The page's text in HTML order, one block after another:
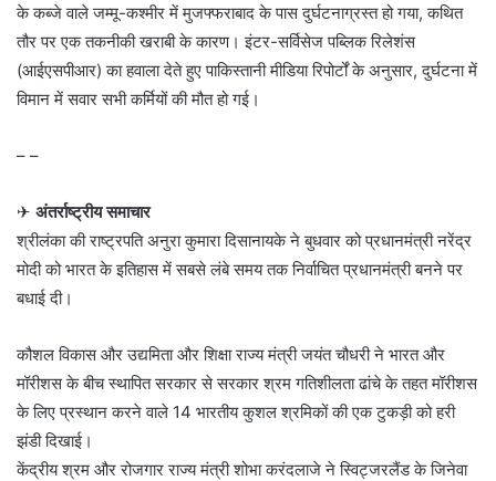
के कब्जे वाले जम्मू-कश्मीर में मुजफ्फराबाद के पास दुर्घटनाग्रस्त हो गया, कथित
तौर पर एक तकनीकी खराबी के कारण। इंटर-सर्विसेज पब्लिक रिलेशंस
(आईएसपीआर) का हवाला देते हुए पाकिस्तानी मीडिया रिपोर्टों के अनुसार, दुर्घटना में
विमान में सवार सभी कर्मियों की मौत हो गई।
– –
✈ अंतर्राष्ट्रीय समाचार
श्रीलंका की राष्ट्रपति अनुरा कुमारा दिसानायके ने बुधवार को प्रधानमंत्री नरेंद्र
मोदी को भारत के इतिहास में सबसे लंबे समय तक निर्वाचित प्रधानमंत्री बनने पर
बधाई दी।
कौशल विकास और उद्यमिता और शिक्षा राज्य मंत्री जयंत चौधरी ने भारत और
मॉरीशस के बीच स्थापित सरकार से सरकार श्रम गतिशीलता ढांचे के तहत मॉरीशस
के लिए प्रस्थान करने वाले 14 भारतीय कुशल श्रमिकों की एक टुकड़ी को हरी
झंडी दिखाई।
केंद्रीय श्रम और रोजगार राज्य मंत्री शोभा करंदलाजे ने स्विट्जरलैंड के जिनेवा